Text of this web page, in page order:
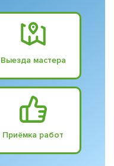
Выезда мастера
Приёмка работ